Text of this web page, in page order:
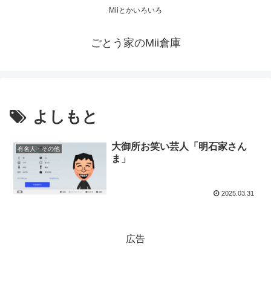
Miiとかいろいろ
ごとう家のMii倉庫
よしもと
有名人・その他
大御所お笑い芸人「明石家さん
ま」
2025.03.31
広告